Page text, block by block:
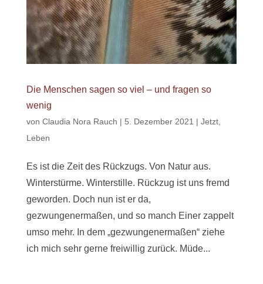
Die Menschen sagen so viel – und fragen so
wenig
von Claudia Nora Rauch | 5. Dezember 2021 | Jetzt,
Leben
Es ist die Zeit des Rückzugs. Von Natur aus.
Winterstürme. Winterstille. Rückzug ist uns fremd
geworden. Doch nun ist er da,
gezwungenermaßen, und so manch Einer zappelt
umso mehr. In dem „gezwungenermaßen“ ziehe
ich mich sehr gerne freiwillig zurück. Müde...